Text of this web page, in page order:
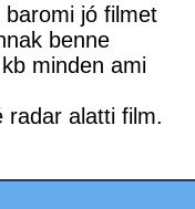
baromi jó filmet
benne
minden ami
radar alatti film.